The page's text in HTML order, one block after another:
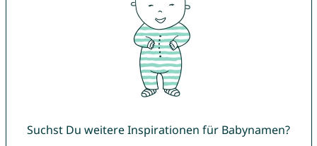
Suchst Du weitere Inspirationen für Babynamen?